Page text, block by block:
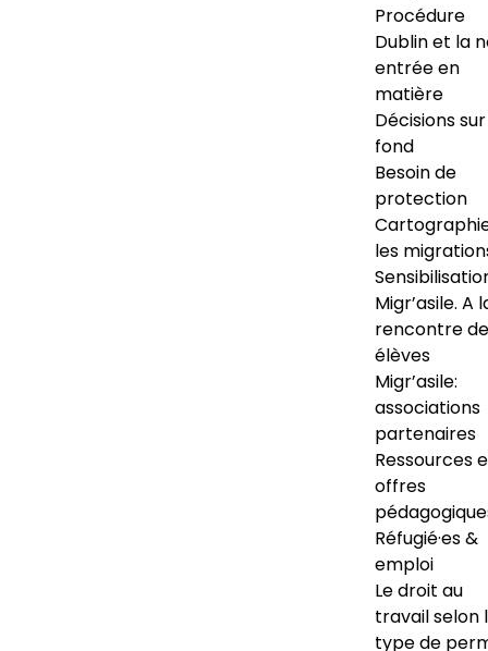
Procédure
Dublin et la
entrée en
matière
Décisions
fond
Besoin de
protection
les
Migr’asile. A
rencontre
élèves
Migr’asile:
associations
partenaires
Ressources
offres
Réfugié·es &
emploi
Le droit au
travail selon
type de